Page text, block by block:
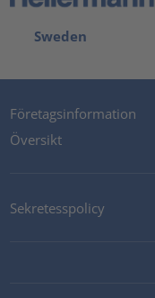
Sweden
Företagsinformation
Översikt
Sekretesspolicy